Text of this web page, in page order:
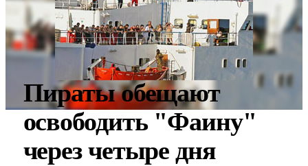
Пираты обещают
освободить "Фаину"
через четыре дня